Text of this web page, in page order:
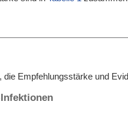
die Empfehlungsstärke und